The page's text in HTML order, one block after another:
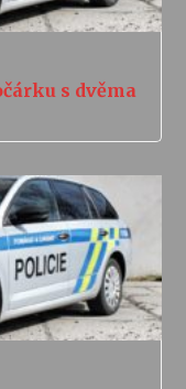
s dvěma